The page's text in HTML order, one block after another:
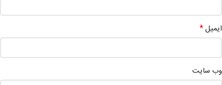
ایمیل*
وب‌ سایت